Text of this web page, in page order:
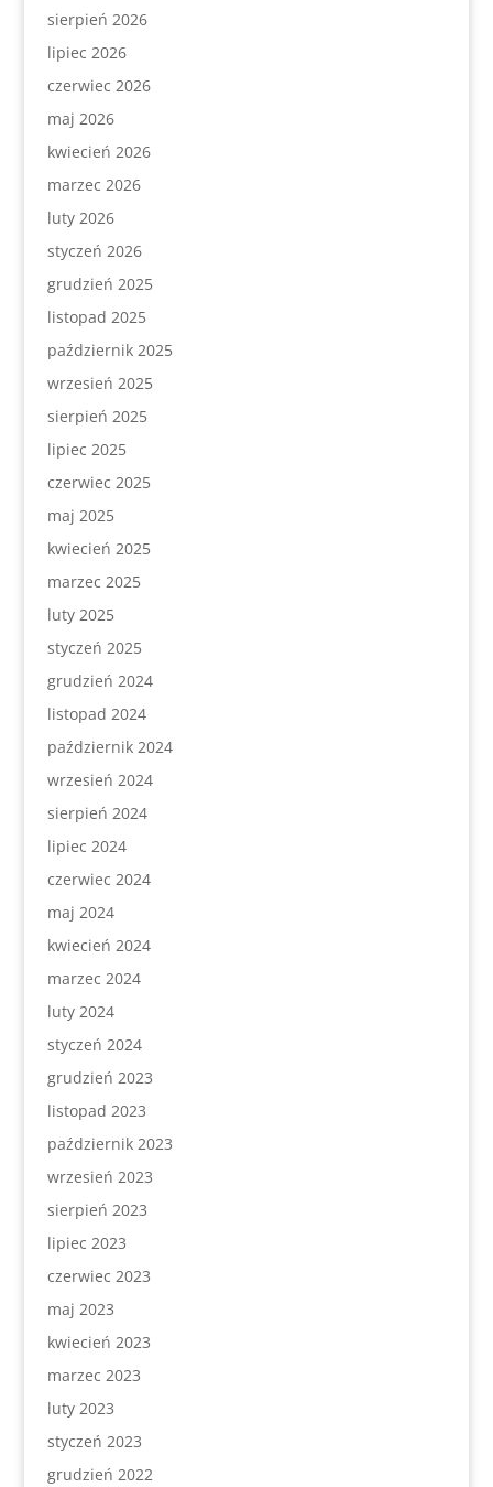
sierpień 2026
lipiec 2026
czerwiec 2026
maj 2026
kwiecień 2026
marzec 2026
luty 2026
styczeń 2026
grudzień 2025
listopad 2025
październik 2025
wrzesień 2025
sierpień 2025
lipiec 2025
czerwiec 2025
maj 2025
kwiecień 2025
marzec 2025
luty 2025
styczeń 2025
grudzień 2024
listopad 2024
październik 2024
wrzesień 2024
sierpień 2024
lipiec 2024
czerwiec 2024
maj 2024
kwiecień 2024
marzec 2024
luty 2024
styczeń 2024
grudzień 2023
listopad 2023
październik 2023
wrzesień 2023
sierpień 2023
lipiec 2023
czerwiec 2023
maj 2023
kwiecień 2023
marzec 2023
luty 2023
styczeń 2023
grudzień 2022